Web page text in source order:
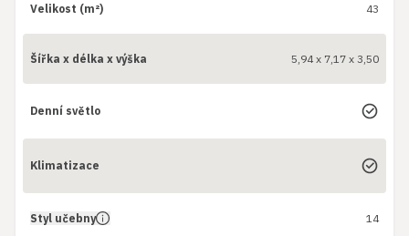
Velikost (m²) 43
Šířka x délka x výška 5,94 x 7,17 x 3,50
Denní světlo
Klimatizace
Styl učebny 14